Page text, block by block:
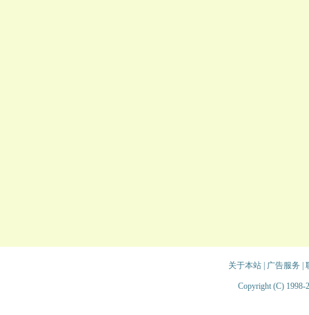
关于本站| 广告服务
Copyright (C) 1998-